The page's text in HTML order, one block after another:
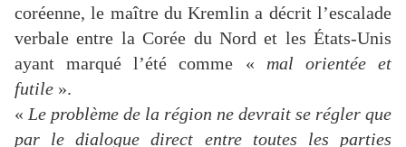
coréenne, le maître du Kremlin a décrit l’escalade
verbale entre la Corée du Nord et les États-Unis
ayant marqué l’été comme « mal orientée et
futile ».
« Le problème de la région ne devrait se régler que
par le dialogue direct entre toutes les parties